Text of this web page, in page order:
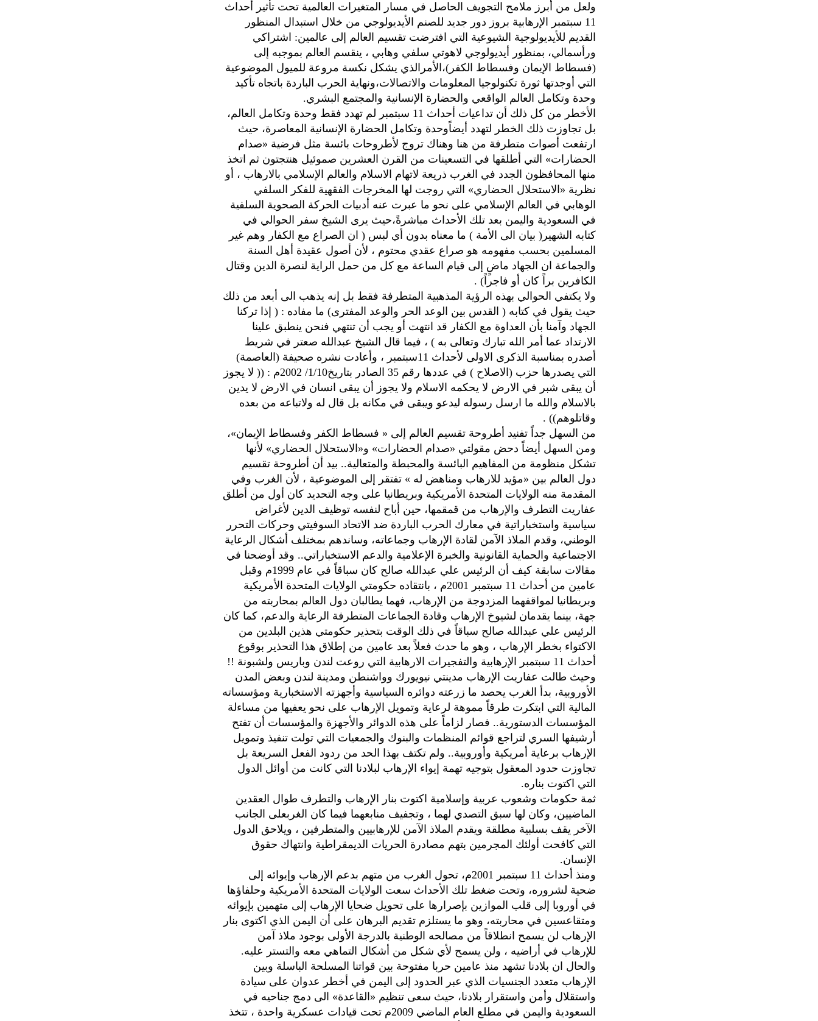
ولعل من أبرز ملامح التجويف الحاصل في مسار المتغيرات العالمية تحت تأثير أحداث
11 سبتمبر الإرهابية بروز دور جديد للصنم الأيديولوجي من خلال استبدال المنظور
القديم للأيديولوجية الشيوعية التي افترضت تقسيم العالم إلى عالمين: اشتراكي
ورأسمالي، بمنظور أيديولوجي لاهوتي سلفي وهابي ، ينقسم العالم بموجبه إلى
(فسطاط الإيمان وفسطاط الكفر)،الأمرالذي يشكل نكسة مروعة للميول الموضوعية
التي أوجدتها ثورة تكنولوجيا المعلومات والاتصالات،ونهاية الحرب الباردة باتجاه تأكيد
وحدة وتكامل العالم الواقعي والحضارة الإنسانية والمجتمع البشري.
الأخطر من كل ذلك أن تداعيات أحداث 11 سبتمبر لم تهدد فقط وحدة وتكامل العالم،
بل تجاوزت ذلك الخطر لتهدد أيضاًوحدة وتكامل الحضارة الإنسانية المعاصرة، حيث
ارتفعت أصوات متطرفة من هنا وهناك تروج لأطروحات بائسة مثل فرضية «صدام
الحضارات» التي أطلقها في التسعينات من القرن العشرين صموئيل هنتجتون ثم اتخذ
منها المحافظون الجدد في الغرب ذريعة لاتهام الاسلام والعالم الإسلامي بالارهاب ، أو
نظرية «الاستحلال الحضاري» التي روجت لها المخرجات الفقهية للفكر السلفي
الوهابي في العالم الإسلامي على نحو ما عبرت عنه أدبيات الحركة الصحوية السلفية
في السعودية واليمن بعد تلك الأحداث مباشرةً،حيث يرى الشيخ سفر الحوالي في
كتابه الشهير( بيان الى الأمة ) ما معناه بدون أي لبس ( ان الصراع مع الكفار وهم غير
المسلمين بحسب مفهومه هو صراع عقدي محتوم ، لأن أصول عقيدة أهل السنة
والجماعة ان الجهاد ماضٍ إلى قيام الساعة مع كل من حمل الراية لنصرة الدين وقتال
الكافرين براً كان أو فاجراً) .
ولا يكتفي الحوالي بهذه الرؤية المذهبية المتطرفة فقط بل إنه يذهب الى أبعد من ذلك
حيث يقول في كتابه ( القدس بين الوعد الحر والوعد المفترى) ما مفاده : ( إذا تركنا
الجهاد وآمنا بأن العداوة مع الكفار قد انتهت أو يجب أن تنتهي فنحن ينطبق علينا
الارتداد عما أمر الله تبارك وتعالى به ) ، فيما قال الشيخ عبدالله صعتر في شريط
أصدره بمناسبة الذكرى الاولى لأحداث 11سبتمبر ، وأعادت نشره صحيفة (العاصمة)
التي يصدرها حزب (الاصلاح ) في عددها رقم 35 الصادر بتاريخ1/10/ 2002م : (( لا يجوز
أن يبقى شبر في الارض لا يحكمه الاسلام ولا يجوز أن يبقى انسان في الارض لا يدين
بالاسلام والله ما ارسل رسوله ليدعو ويبقى في مكانه بل قال له ولاتباعه من بعده
وقاتلوهم)) .
من السهل جداً تفنيد أطروحة تقسيم العالم إلى « فسطاط الكفر وفسطاط الإيمان»،
ومن السهل أيضاً دحض مقولتي «صدام الحضارات» و«الاستحلال الحضاري» لأنها
تشكل منظومة من المفاهيم البائسة والمحبطة والمتعالية.. بيد أن أطروحة تقسيم
دول العالم بين «مؤيد للارهاب ومناهض له » تفتقر إلى الموضوعية ، لأن الغرب وفي
المقدمة منه الولايات المتحدة الأمريكية وبريطانيا على وجه التحديد كان أول من أطلق
عفاريت التطرف والإرهاب من قمقمها، حين أباح لنفسه توظيف الدين لأغراض
سياسية واستخباراتية في معارك الحرب الباردة ضد الاتحاد السوفيتي وحركات التحرر
الوطني، وقدم الملاذ الآمن لقادة الإرهاب وجماعاته، وساندهم بمختلف أشكال الرعاية
الاجتماعية والحماية القانونية والخبرة الإعلامية والدعم الاستخباراتي.. وقد أوضحنا في
مقالات سابقة كيف أن الرئيس علي عبدالله صالح كان سباقاً في عام 1999م وقبل
عامين من أحداث 11 سبتمبر 2001م ، بانتقاده حكومتي الولايات المتحدة الأمريكية
وبريطانيا لمواقفهما المزدوجة من الإرهاب، فهما يطالبان دول العالم بمحاربته من
جهة، بينما يقدمان لشيوخ الإرهاب وقادة الجماعات المتطرفة الرعاية والدعم، كما كان
الرئيس علي عبدالله صالح سباقاً في ذلك الوقت بتحذير حكومتي هذين البلدين من
الاكتواء بخطر الإرهاب ، وهو ما حدث فعلاً بعد عامين من إطلاق هذا التحذير بوقوع
أحداث 11 سبتمبر الإرهابية والتفجيرات الارهابية التي روعت لندن وباريس ولشبونة !!
وحيث طالت عفاريت الإرهاب مدينتي نيويورك وواشنطن ومدينة لندن وبعض المدن
الأوروبية، بدأ الغرب يحصد ما زرعته دوائره السياسية وأجهزته الاستخبارية ومؤسساته
المالية التي ابتكرت طرقاً مموهة لرعاية وتمويل الإرهاب على نحو يعفيها من مساءلة
المؤسسات الدستورية.. فصار لزاماً على هذه الدوائر والأجهزة والمؤسسات أن تفتح
أرشيفها السري لتراجع قوائم المنظمات والبنوك والجمعيات التي تولت تنفيذ وتمويل
الإرهاب برعاية أمريكية وأوروبية.. ولم تكتف بهذا الحد من ردود الفعل السريعة بل
تجاوزت حدود المعقول بتوجيه تهمة إيواء الإرهاب لبلادنا التي كانت من أوائل الدول
التي اكتوت بناره.
ثمة حكومات وشعوب عربية وإسلامية اكتوت بنار الإرهاب والتطرف طوال العقدين
الماضيين، وكان لها سبق التصدي لهما ، وتجفيف منابعهما فيما كان الغربعلى الجانب
الآخر يقف بسلبية مطلقة ويقدم الملاذ الآمن للإرهابيين والمتطرفين ، ويلاحق الدول
التي كافحت أولئك المجرمين بتهم مصادرة الحريات الديمقراطية وانتهاك حقوق
الإنسان.
ومنذ أحداث 11 سبتمبر 2001م، تحول الغرب من متهم بدعم الإرهاب وإيوائه إلى
ضحية لشروره، وتحت ضغط تلك الأحداث سعت الولايات المتحدة الأمريكية وحلفاؤها
في أوروبا إلى قلب الموازين بإصرارها على تحويل ضحايا الإرهاب إلى متهمين بإيوائه
ومتقاعسين في محاربته، وهو ما يستلزم تقديم البرهان على أن اليمن الذي اكتوى بنار
الإرهاب لن يسمح انطلاقاً من مصالحه الوطنية بالدرجة الأولى بوجود ملاذ آمن
للإرهاب في أراضيه ، ولن يسمح لأي شكل من أشكال التماهي معه والتستر عليه.
والحال ان بلادنا تشهد منذ عامين حربا مفتوحة بين قواتنا المسلحة الباسلة وبين
الإرهاب متعدد الجنسيات الذي عبر الحدود إلى اليمن في أخطر عدوان على سيادة
واستقلال وأمن واستقرار بلادنا، حيث سعى تنظيم «القاعدة» الى دمج جناحيه في
السعودية واليمن في مطلع العام الماضي 2009م تحت قيادات عسكرية واحدة ، تتخذ